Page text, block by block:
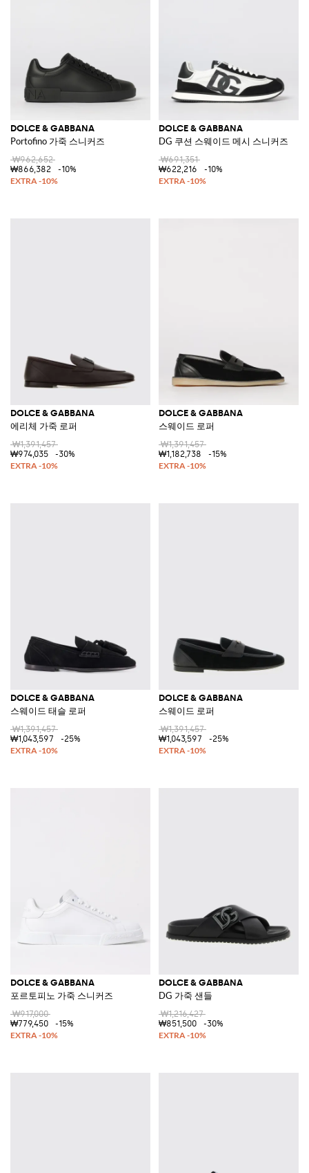
DOLCE & GABBANA
Portofino 가죽 스니커즈
₩962,652
₩866,382
-10%
DOLCE & GABBANA
DG 쿠션 스웨이드 메시 스니커즈
₩691,351
₩622,216
-10%
DOLCE & GABBANA
에리체 가죽 로퍼
₩1,391,457
₩974,035
-30%
DOLCE & GABBANA
스웨이드 로퍼
₩1,391,457
₩1,182,738
-15%
DOLCE & GABBANA
스웨이드 태슬 로퍼
₩1,391,457
₩1,043,597
-25%
DOLCE & GABBANA
스웨이드 로퍼
₩1,391,457
₩1,043,597
-25%
DOLCE & GABBANA
포르토피노 가죽 스니커즈
₩917,000
₩779,450
-15%
DOLCE & GABBANA
DG 가죽 샌들
₩1,216,427
₩851,500
-30%